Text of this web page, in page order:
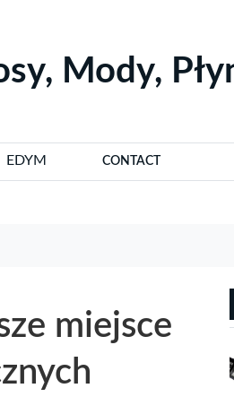
Mody,
EDYM CONTACT
miejsce